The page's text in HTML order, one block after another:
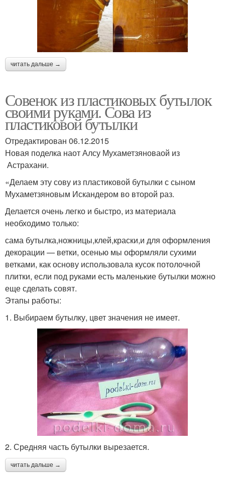
читать дальше →
Совенок из пластиковых бутылок
своими руками. Сова из
пластиковой бутылки
Отредактирован 06.12.2015
Новая поделка наот Алсу Мухаметзяноваой из
Астрахани.
«Делаем эту сову из пластиковой бутылки с сыном
Мухаметзяновым Искандером во второй раз.
Делается очень легко и быстро, из материала
необходимо только:
сама бутылка,ножницы,клей,краски,и для оформления
декорации — ветки, осенью мы оформляли сухими
ветками, как основу использовала кусок потолочной
плитки, если под руками есть маленькие бутылки можно
еще сделать совят.
Этапы работы:
1. Выбираем бутылку, цвет значения не имеет.
2. Средняя часть бутылки вырезается.
читать дальше →